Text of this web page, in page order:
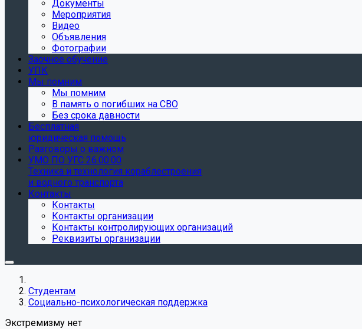
Документы
Мероприятия
Видео
Объявления
Фотографии
Заочное обучение
УПК
Мы помним
Мы помним
В память о погибших на СВО
Без срока давности
Бесплатная
юридическая помощь
Разговоры о важном
УМО ПО УГС 26.00.00
Техника и технология кораблестроения
и водного транспорта
Контакты
Контакты
Контакты организации
Контакты контролирующих организаций
Реквизиты организации
Студентам
Социально-психологическая поддержка
Экстремизму нет